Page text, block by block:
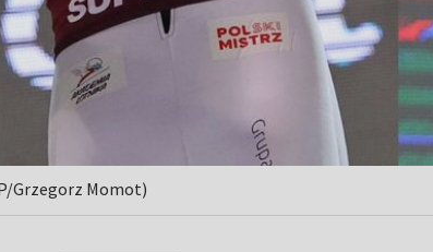
Grzegorz Momot)